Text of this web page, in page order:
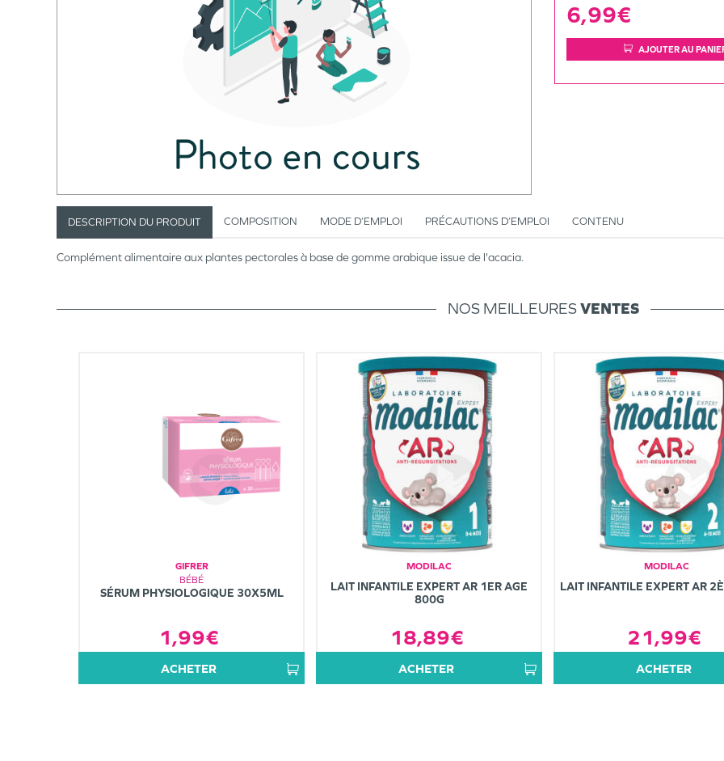
6,99€
AJOUTER AU
DESCRIPTION DU PRODUIT COMPOSITION MODE D’EMPLOI PRÉCAUTIONS D’EMPLOI CONTENU
Complément alimentaire aux plantes pectorales à base de gomme arabique issue de l'acacia.
NOS MEILLEURESVENTES
GIFRER
BÉBÉ
SÉRUM PHYSIOLOGIQUE 30X5ML
1,99€
ACHETER
MODILAC
LAIT INFANTILE EXPERT AR 1ER AGE
800G
18,89€
ACHETER
MODILAC
LAIT INFANTILE EXPERT AR
21,99€
ACHETER